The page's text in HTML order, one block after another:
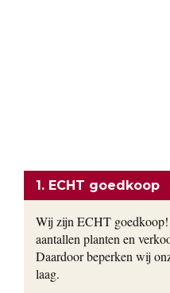
1. ECHT goedkoop
Wij zijn ECHT
aantallen planten en
Daardoor beperken wij
laag.